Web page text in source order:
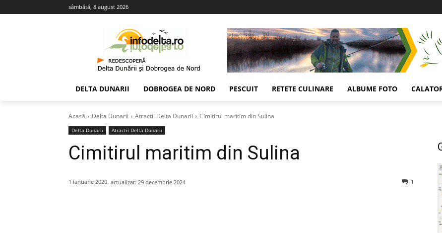
sâmbătă, 8 august 2026
DELTA DUNARII DOBROGEA DE NORD PESCUIT RETETE CULINARE ALBUME FOTO
Acasă Delta Dunarii Atractii Delta Dunarii Cimitirul maritim din Sulina
Delta Dunarii Atractii Delta Dunarii
Cimitirul maritim din Sulina
1 ianuarie 2020- actualizat: 29 decembrie 2024 1